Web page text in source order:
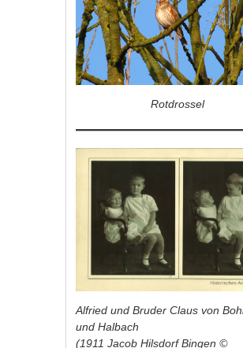
Rotdrossel
Alfried und Bruder Claus von
und Halbach
(1911 Jacob Hilsdorf Bingen ©